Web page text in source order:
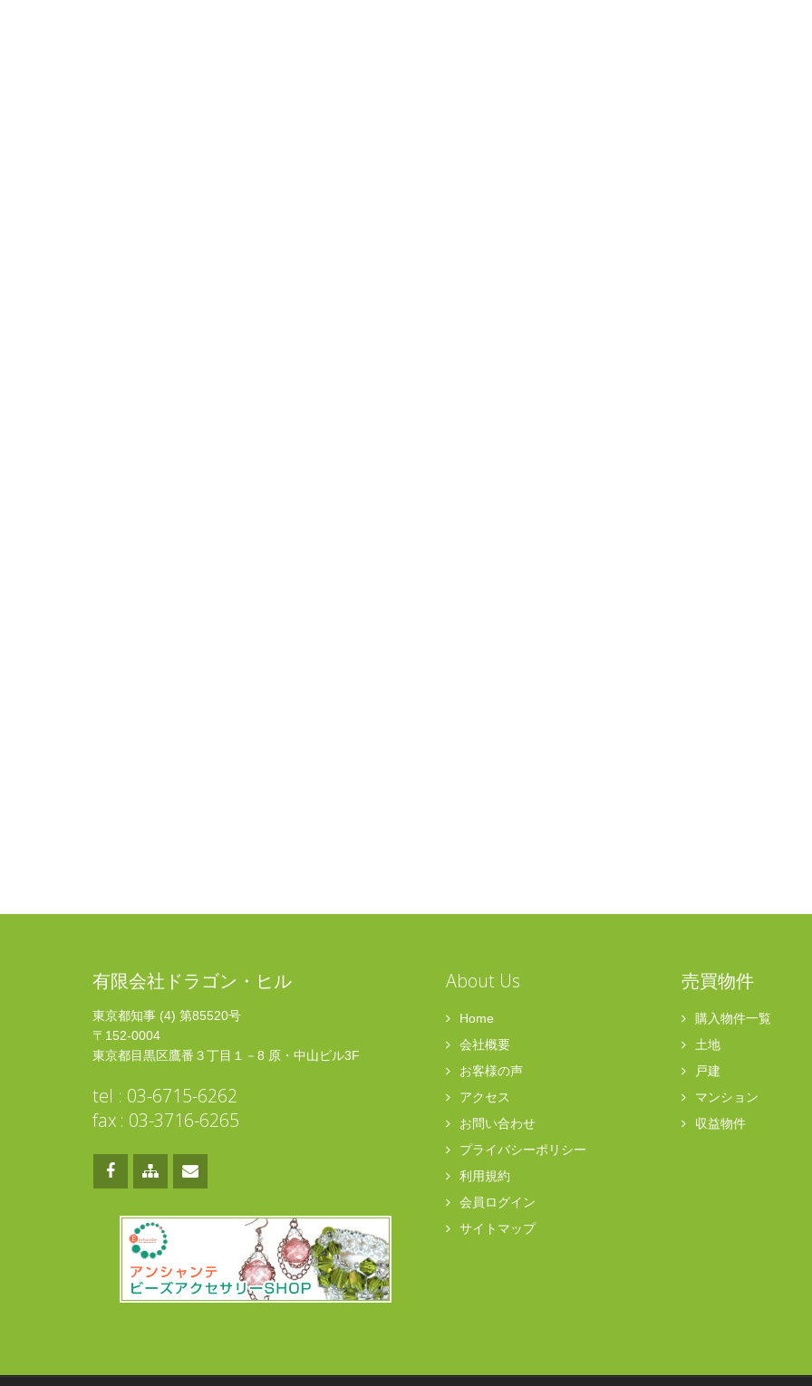
有限会社ドラゴン・ヒル
東京都知事 (4) 第85520号
〒152-0004
東京都目黒区鷹番３丁目１－8 原・中山ビル3F
tel : 03-6715-6262
fax : 03-3716-6265
About Us
Home
会社概要
お客様の声
アクセス
お問い合わせ
プライバシーポリシー
利用規約
会員ログイン
サイトマップ
売買物件
購入物件一覧
土地
戸建
マンション
収益物件